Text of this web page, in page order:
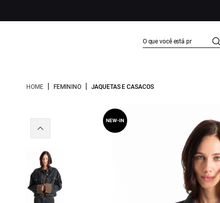
HOME | FEMININO | JAQUETAS E CASACOS
NEW-IN